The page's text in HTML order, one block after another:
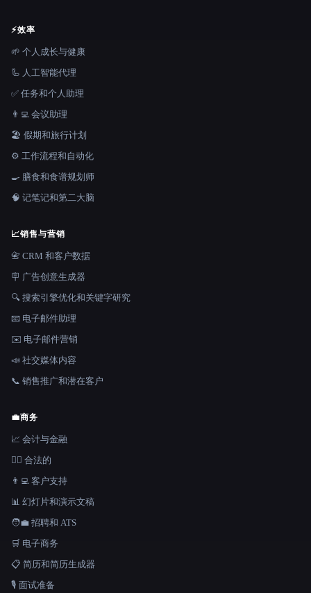
⚡效率
🌱 个人成长与健康
🦾 人工智能代理
✅ 任务和个人助理
👨‍💻 会议助理
🏖 假期和旅行计划
⚙️ 工作流程和自动化
🍳 膳食和食谱规划师
🧠 记笔记和第二大脑
📈销售与营销
📇 CRM 和客户数据
🪧 广告创意生成器
🔍 搜索引擎优化和关键字研究
📧 电子邮件助理
✉️ 电子邮件营销
📣 社交媒体内容
📞 销售推广和潜在客户
💼商务
📈 会计与金融
👩‍⚖️ 合法的
👨‍💻 客户支持
📊 幻灯片和演示文稿
🧑‍💼 招聘和 ATS
🛒 电子商务
📋 简历和简历生成器
🎙️ 面试准备